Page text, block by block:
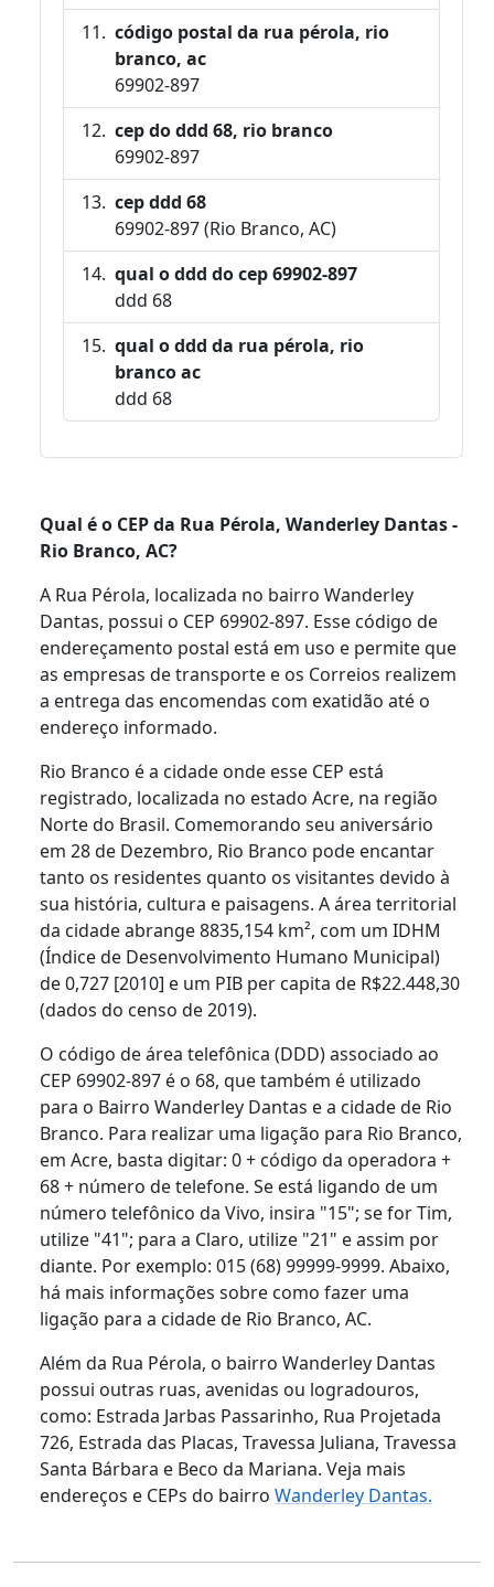
código postal da rua pérola, rio
branco, ac
69902-897
cep do ddd 68, rio branco
69902-897
cep ddd 68
69902-897 (Rio Branco, AC)
qual o ddd do cep 69902-897
ddd 68
qual o ddd da rua pérola, rio
branco ac
ddd 68
Qual é o CEP da Rua Pérola, Wanderley Dantas -
Rio Branco, AC?
A Rua Pérola, localizada no bairro Wanderley
Dantas, possui o CEP 69902-897. Esse código de
endereçamento postal está em uso e permite que
as empresas de transporte e os Correios realizem
a entrega das encomendas com exatidão até o
endereço informado.
Rio Branco é a cidade onde esse CEP está
registrado, localizada no estado Acre, na região
Norte do Brasil. Comemorando seu aniversário
em 28 de Dezembro, Rio Branco pode encantar
tanto os residentes quanto os visitantes devido à
sua história, cultura e paisagens. A área territorial
da cidade abrange 8835,154 km², com um IDHM
(Índice de Desenvolvimento Humano Municipal)
de 0,727 [2010] e um PIB per capita de R$22.448,30
(dados do censo de 2019).
O código de área telefônica (DDD) associado ao
CEP 69902-897 é o 68, que também é utilizado
para o Bairro Wanderley Dantas e a cidade de Rio
Branco. Para realizar uma ligação para Rio Branco,
em Acre, basta digitar: 0 + código da operadora +
68 + número de telefone. Se está ligando de um
número telefônico da Vivo, insira "15"; se for Tim,
utilize "41"; para a Claro, utilize "21" e assim por
diante. Por exemplo: 015 (68) 99999-9999. Abaixo,
há mais informações sobre como fazer uma
ligação para a cidade de Rio Branco, AC.
Além da Rua Pérola, o bairro Wanderley Dantas
possui outras ruas, avenidas ou logradouros,
como: Estrada Jarbas Passarinho, Rua Projetada
726, Estrada das Placas, Travessa Juliana, Travessa
Santa Bárbara e Beco da Mariana. Veja mais
endereços e CEPs do bairro Wanderley Dantas.